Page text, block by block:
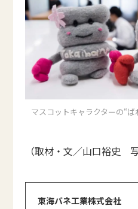
マスコットキャラクターの“ば
（取材・文／山口裕史
東海バネ工業株式会社